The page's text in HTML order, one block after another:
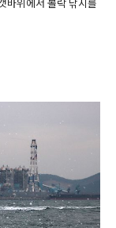
바위에서 볼락 낚시를